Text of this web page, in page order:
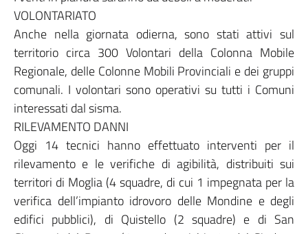
VOLONTARIATO
Anche nella giornata odierna, sono stati attivi sul
territorio circa 300 Volontari della Colonna Mobile
Regionale, delle Colonne Mobili Provinciali e dei gruppi
comunali. I volontari sono operativi su tutti i Comuni
interessati dal sisma.
RILEVAMENTO DANNI
Oggi 14 tecnici hanno effettuato interventi per il
rilevamento e le verifiche di agibilità, distribuiti sui
territori di Moglia (4 squadre, di cui 1 impegnata per la
verifica dell’impianto idrovoro delle Mondine e degli
edifici pubblici), di Quistello (2 squadre) e di San